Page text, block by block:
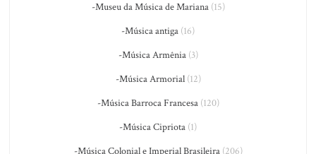
-Museu da Música de Mariana(15)
-Música antiga (16)
-Música Armênia(3)
-Música Armorial(12)
-Música Barroca Francesa(120)
-Música Cipriota (1)
-Música Colonial e Imperial Brasileira(206)